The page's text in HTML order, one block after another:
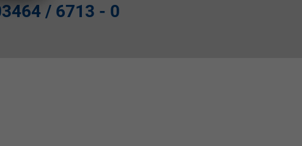
/ 6713 - 0